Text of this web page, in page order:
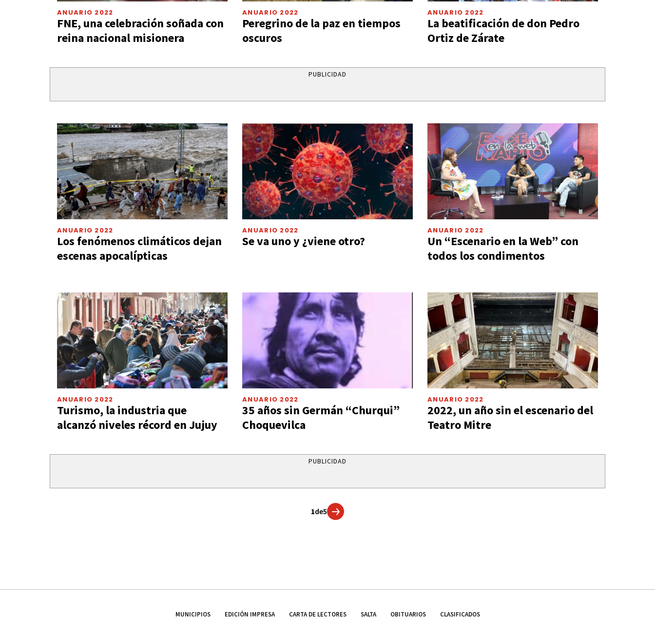
ANUARIO 2022
FNE, una celebración soñada con
reina nacional misionera
ANUARIO 2022
Peregrino de la paz en tiempos
oscuros
ANUARIO 2022
La beatificación de don Pedro
Ortiz de Zárate
PUBLICIDAD
ANUARIO 2022
Los fenómenos climáticos dejan
escenas apocalípticas
ANUARIO 2022
Se va uno y ¿viene otro?
ANUARIO 2022
Un “Escenario en la Web” con
todos los condimentos
ANUARIO 2022
Turismo, la industria que
alcanzó niveles récord en Jujuy
ANUARIO 2022
35 años sin Germán “Churqui”
Choquevilca
ANUARIO 2022
2022, un año sin el escenario del
Teatro Mitre
PUBLICIDAD
1de5
MUNICIPIOS EDICIÓN IMPRESA CARTA DE LECTORES SALTA OBITUARIOS CLASIFICADOS